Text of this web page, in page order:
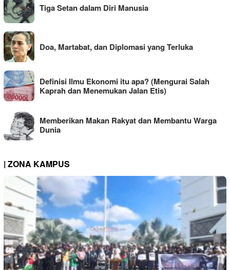
Tiga Setan dalam Diri Manusia
Doa, Martabat, dan Diplomasi yang Terluka
Definisi Ilmu Ekonomi itu apa? (Mengurai Salah
Kaprah dan Menemukan Jalan Etis)
Memberikan Makan Rakyat dan Membantu Warga
Dunia
| ZONA KAMPUS